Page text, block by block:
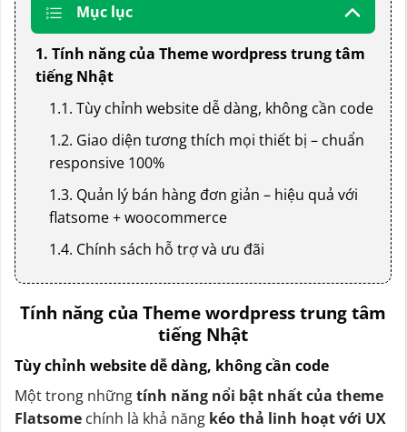
Mục lục
1. Tính năng của Theme wordpress trung tâm
tiếng Nhật
1.1. Tùy chỉnh website dễ dàng, không cần code
1.2. Giao diện tương thích mọi thiết bị – chuẩn
responsive 100%
1.3. Quản lý bán hàng đơn giản – hiệu quả với
flatsome + woocommerce
1.4. Chính sách hỗ trợ và ưu đãi
Tính năng của Theme wordpress trung tâm
tiếng Nhật
Tùy chỉnh website dễ dàng, không cần code
Một trong nhữngtính năng nổi bật nhất của theme
Flatsome chính là khả năng kéo thả linh hoạt với UX